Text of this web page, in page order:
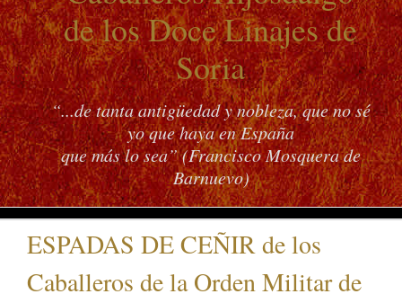
de los Doce Linajes de
Soria
“...de tanta antigüedad y nobleza, que no sé
yo que haya en España
que más lo sea” (Francisco Mosquera de
Barnuevo)
ESPADAS DE CEÑIR de los
Caballeros de la Orden Militar de